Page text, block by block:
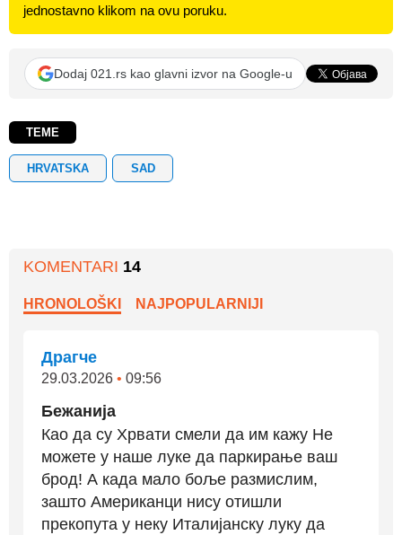
jednostavno klikom na ovu poruku.
Dodaj 021.rs kao glavni izvor na Google-u
TEME
HRVATSKA SAD
KOMENTARI 14
HRONOLOŠKI NAJPOPULARNIJI
Драгче
29.03.2026 • 09:56
Бежанија
Као да су Хрвати смели да им кажу Не
можете у наше луке да паркирање ваш
брод! А када мало боље размислим,
зашто Американци нису отишли
прекопута у неку Италијанску луку да